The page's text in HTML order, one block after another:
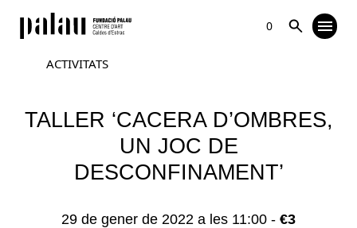
0
ACTIVITATS
TALLER ‘CACERA D’OMBRES,
UN JOC DE
DESCONFINAMENT’
29 de gener de 2022 a les 11:00 - €3